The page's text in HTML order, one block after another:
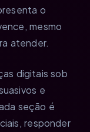
o
mesmo
atender.
digitais sob
e
seção é
responder